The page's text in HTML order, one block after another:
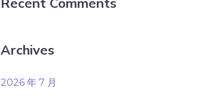
Archives
2026 年 7 月